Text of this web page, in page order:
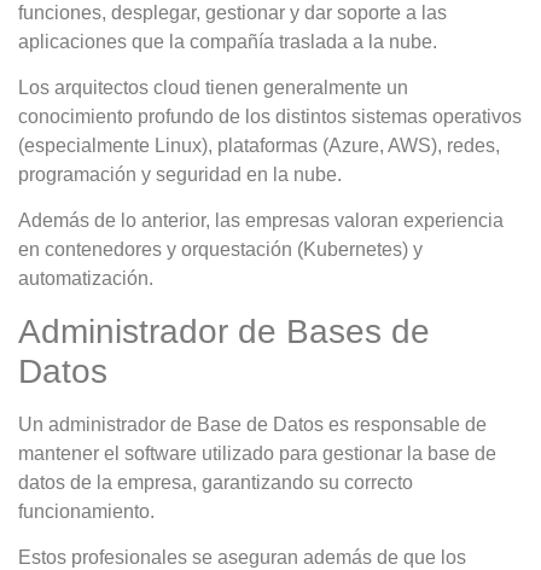
funciones, desplegar, gestionar y dar soporte a las
aplicaciones que la compañía traslada a la nube.
Los arquitectos cloud tienen generalmente un
conocimiento profundo de los distintos sistemas operativos
(especialmente Linux), plataformas (Azure, AWS), redes,
programación y seguridad en la nube.
Además de lo anterior, las empresas valoran experiencia
en contenedores y orquestación (Kubernetes) y
automatización.
Administrador de Bases de
Datos
Un administrador de Base de Datos es responsable de
mantener el software utilizado para gestionar la base de
datos de la empresa, garantizando su correcto
funcionamiento.
Estos profesionales se aseguran además de que los